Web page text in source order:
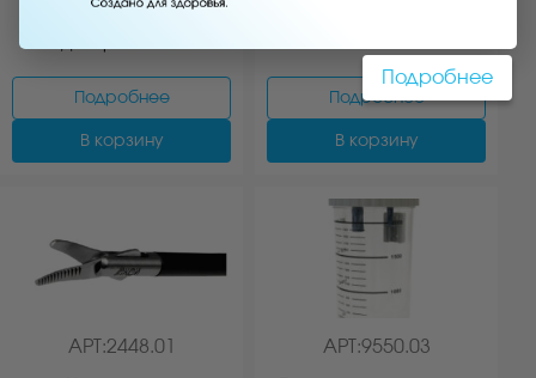
Подробнее
В корзину
Подробнее
В корзину
АРТ:2448.01 АРТ:9550.03
Подробнее